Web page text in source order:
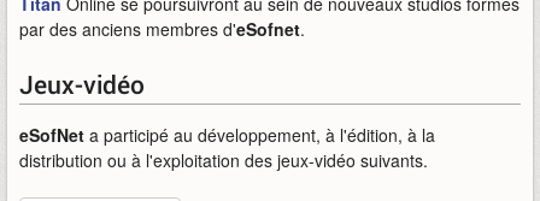
par des anciens membres d'eSofnet.
Jeux-vidéo
eSofNet a participé au développement, à l'édition, à la
distribution ou à l'exploitation des jeux-vidéo suivants.